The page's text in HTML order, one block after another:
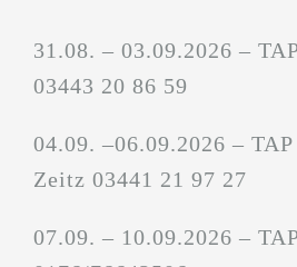
31.08. – 03.09.2026 –
03443 20 86 59
04.09. –06.09.2026 –
Zeitz 03441 21 97 27
07.09. – 10.09.2026 –